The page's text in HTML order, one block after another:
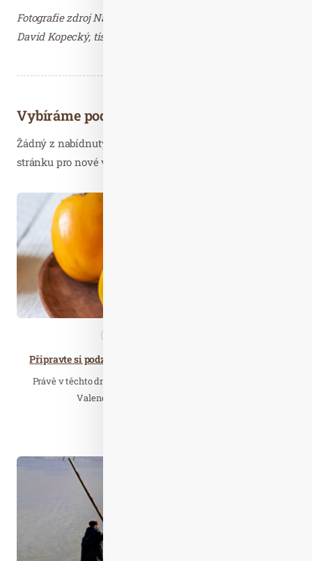
Fotografie zdroj Nadace Partnerství. Fotografie zaslal
David Kopecký, tiskový mluvčí – děkujeme.
Vybíráme podobné články
Žádný z nabídnutých článků vás nezajímá? Aktualizujte
stránku pro nové výsledky...
Připravte si podzimní lahůdky s kaki Persimon Bouquet
Právě v těchto dnech dozrává na farmách kolem španělské
Valencie sladké šťavnaté ovoce kaki…